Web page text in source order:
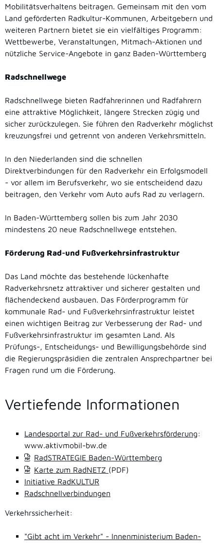
Mobilitätsverhaltens beitragen. Gemeinsam mit den vom
Land geförderten Radkultur-Kommunen, Arbeitgebern und
weiteren Partnern bietet sie ein vielfältiges Programm:
Wettbewerbe, Veranstaltungen, Mitmach-Aktionen und
nützliche Service-Angebote in ganz Baden-Württemberg
Radschnellwege
Radschnellwege bieten Radfahrerinnen und Radfahrern
eine attraktive Möglichkeit, längere Strecken zügig und
sicher zurückzulegen. Sie führen den Radverkehr möglichst
kreuzungsfrei und getrennt von anderen Verkehrsmitteln.
In den Niederlanden sind die schnellen
Direktverbindungen für den Radverkehr ein Erfolgsmodell
- vor allem im Berufsverkehr, wo sie entscheidend dazu
beitragen, den Verkehr vom Auto aufs Rad zu verlagern.
In Baden-Württemberg sollen bis zum Jahr 2030
mindestens 20 neue Radschnellwege entstehen.
Förderung Rad-und Fußverkehrsinfrastruktur
Das Land möchte das bestehende lückenhafte
Radverkehrsnetz attraktiver und sicherer gestalten und
flächendeckend ausbauen. Das Förderprogramm für
kommunale Rad- und Fußverkehrsinfrastruktur leistet
einen wichtigen Beitrag zur Verbesserung der Rad- und
Fußverkehrsinfrastruktur im gesamten Land. Als
Prüfungs-, Entscheidungs- und Bewilligungsbehörde sind
die Regierungspräsidien die zentralen Ansprechpartner bei
Fragen rund um die Förderung.
Vertiefende Informationen
Landesportal zur Rad- und Fußverkehrsförderung:
www.aktivmobil-bw.de
RadSTRATEGIE Baden-Württemberg
Karte zum RadNETZ (PDF)
Initiative RadKULTUR
Radschnellverbindungen
Verkehrssicherheit:
"Gibt acht im Verkehr" - Innenministerium Baden-